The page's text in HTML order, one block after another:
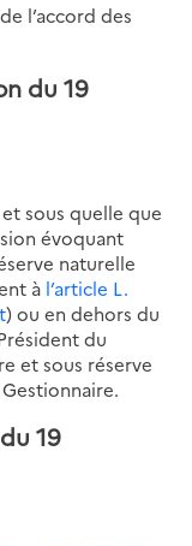
l’accord des
du 19
sous quelle que
évoquant
naturelle
à l’article L.
) ou en dehors du
du
et sous réserve
19